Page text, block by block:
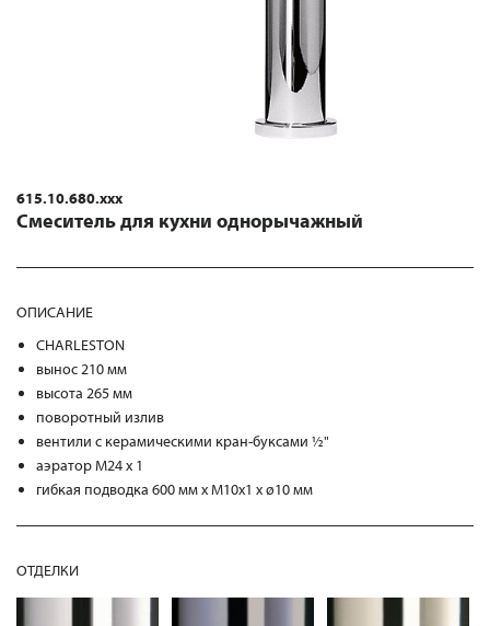
615.10.680.xxx
Смеситель для кухни однорычажный
ОПИСАНИЕ
CHARLESTON
вынос 210 мм
высота 265 мм
поворотный излив
вентили с керамическими кран-буксами ½"
аэратор M24 x 1
гибкая подводка 600 мм х М10х1 х ø10 мм
ОТДЕЛКИ